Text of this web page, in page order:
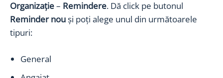
Reminder Semnatari
Widget Remindere
Organizație– Remindere. Dă click pe butonul
Reminder nouși poți alege unul din următoarele
tipuri:
General